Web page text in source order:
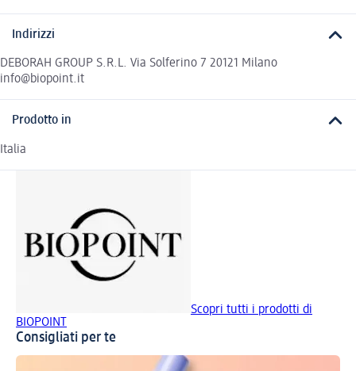
Indirizzi
DEBORAH GROUP S.R.L. Via Solferino 7 20121 Milano
info@biopoint.it
Prodotto in
Italia
Scopri tutti i prodotti di
BIOPOINT
Consigliati per te